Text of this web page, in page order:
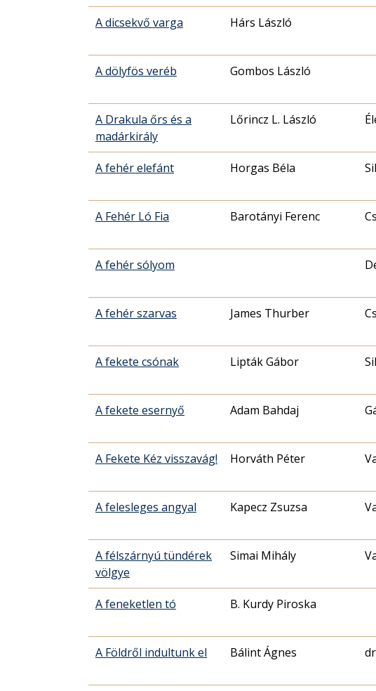
A dicsekvő varga Hárs László
A dölyfös veréb Gombos László
A Drakula őrs és a
madárkirály
Lőrincz L. László
A fehér elefánt Horgas Béla
A Fehér Ló Fia Barotányi Ferenc
A fehér sólyom
A fehér szarvas James Thurber
A fekete csónak Lipták Gábor
A fekete esernyő Adam Bahdaj
A Fekete Kéz visszavág! Horváth Péter
A felesleges angyal Kapecz Zsuzsa
A félszárnyú tündérek
völgye
Simai Mihály
A feneketlen tó B. Kurdy Piroska
A Földről indultunk el Bálint Ágnes